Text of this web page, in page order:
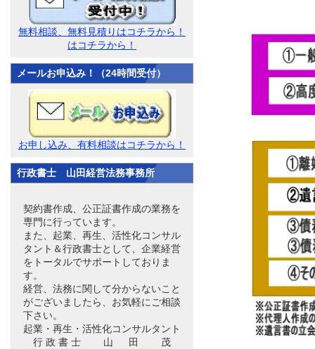
無料相談、無料見積りはコチラから！
はコチラから！
メールお申込み！（24時間受付）
お申し込み、有料相談はコチラから！
行政書士 山田経営法務事務所
契約書作成、公正証書作成の業務を
専門に行っています。
また、起業、再生、活性化コンサル
タント＆行政書士として、企業経営
をトータルでサポートしておりま
す。
経営、法務に関して分からないこと
がございましたら、お気軽にご相談
下さい。
起業・再生・活性化コンサルタント
行 政 書 士 山 田 茂